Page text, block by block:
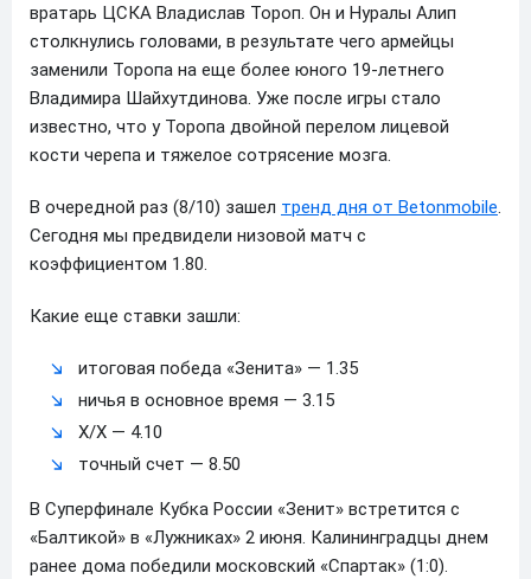
вратарь ЦСКА Владислав Тороп. Он и Нуралы Алип
столкнулись головами, в результате чего армейцы
заменили Торопа на еще более юного 19-летнего
Владимира Шайхутдинова. Уже после игры стало
известно, что у Торопа двойной перелом лицевой
кости черепа и тяжелое сотрясение мозга.
В очередной раз (8/10) зашел тренд дня от Betonmobile.
Сегодня мы предвидели низовой матч с
коэффициентом 1.80.
Какие еще ставки зашли:
итоговая победа «Зенита» — 1.35
ничья в основное время — 3.15
Х/Х — 4.10
точный счет — 8.50
В Суперфинале Кубка России «Зенит» встретится с
«Балтикой» в «Лужниках» 2 июня. Калининградцы днем
ранее дома победили московский «Спартак» (1:0).